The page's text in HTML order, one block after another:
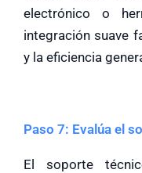
electrónico o
integración suave
y la eficiencia
Paso 7: Evalúa el
El soporte